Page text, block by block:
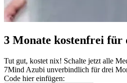
3 Monate kostenfrei für
Tut gut, kostet nix! Schalte jetzt alle
7Mind Azubi unverbindlich für drei
Code hier einfügen: